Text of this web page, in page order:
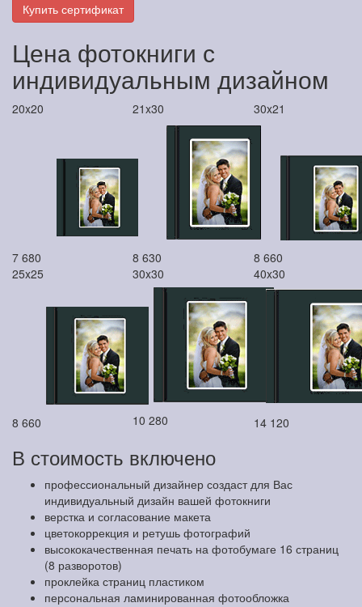
Купить сертификат
Цена фотокниги с
индивидуальным дизайном
20x20
7 680
21x30
8 630
30x21
8 660
25x25
8 660
30x30
10 280
40x30
14 120
В стоимость включено
профессиональный дизайнер создаст для Вас
индивидуальный дизайн вашей фотокниги
верстка и согласование макета
цветокоррекция и ретушь фотографий
высококачественная печать на фотобумаге 16 страниц
(8 разворотов)
проклейка страниц пластиком
персональная ламинированная фотообложка